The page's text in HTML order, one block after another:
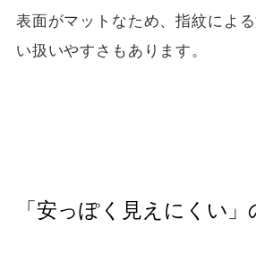
表面がマットなため、指紋によ
い扱いやすさもあります。
「安っぽく見えにくい